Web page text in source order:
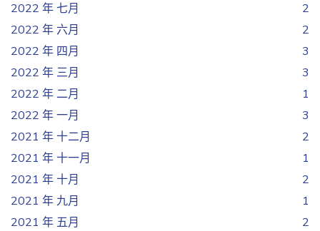
2022 年 七月
2
2022 年 六月
2
2022 年 四月
3
2022 年 三月
3
2022 年 二月
1
2022 年 一月
3
2021 年 十二月
2
2021 年 十一月
1
2021 年 十月
2
2021 年 九月
1
2021 年 五月
2